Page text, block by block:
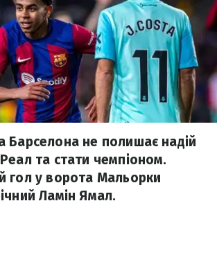
Барселона не полишає надій
та стати чемпіоном.
гол у ворота Мальорки
Ламін Ямал.